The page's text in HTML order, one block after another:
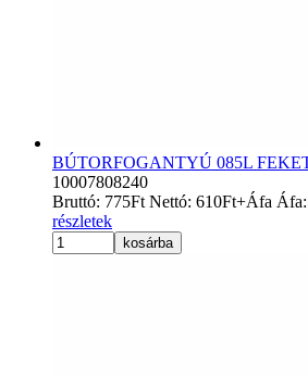
BÚTORFOGANTYÚ 085L
10007808240
Bruttó: 775Ft Nettó: 610Ft+Áfa Áfa:
részletek
kosárba